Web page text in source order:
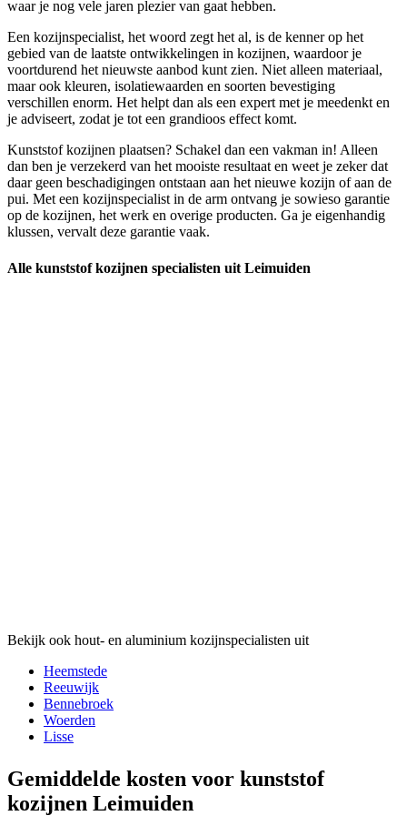
waar je nog vele jaren plezier van gaat hebben.
Een kozijnspecialist, het woord zegt het al, is de kenner op het
gebied van de laatste ontwikkelingen in kozijnen, waardoor je
voortdurend het nieuwste aanbod kunt zien. Niet alleen materiaal,
maar ook kleuren, isolatiewaarden en soorten bevestiging
verschillen enorm. Het helpt dan als een expert met je meedenkt en
je adviseert, zodat je tot een grandioos effect komt.
Kunststof kozijnen plaatsen? Schakel dan een vakman in! Alleen
dan ben je verzekerd van het mooiste resultaat en weet je zeker dat
daar geen beschadigingen ontstaan aan het nieuwe kozijn of aan de
pui. Met een kozijnspecialist in de arm ontvang je sowieso garantie
op de kozijnen, het werk en overige producten. Ga je eigenhandig
klussen, vervalt deze garantie vaak.
Alle kunststof kozijnen specialisten uit Leimuiden
Bekijk ook hout- en aluminium kozijnspecialisten uit
Heemstede
Reeuwijk
Bennebroek
Woerden
Lisse
Gemiddelde kosten voor kunststof
kozijnen Leimuiden